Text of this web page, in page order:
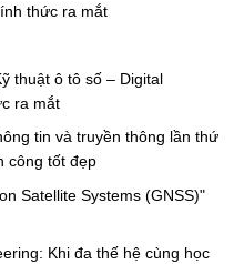
thức ra mắt
thuật ô tô số – Digital
ra mắt
tin và truyền thông lần thứ
công tốt đẹp
Satellite Systems (GNSS)"
Khi đa thế hệ cùng học